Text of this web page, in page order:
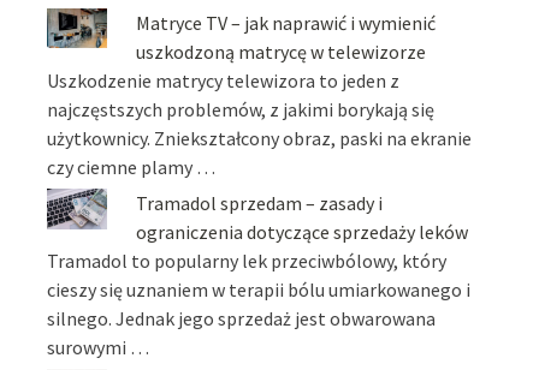
Matryce TV – jak naprawić i wymienić
uszkodzoną matrycę w telewizorze
Uszkodzenie matrycy telewizora to jeden z
najczęstszych problemów, z jakimi borykają się
użytkownicy. Zniekształcony obraz, paski na ekranie
czy ciemne plamy …
Tramadol sprzedam – zasady i
ograniczenia dotyczące sprzedaży leków
Tramadol to popularny lek przeciwbólowy, który
cieszy się uznaniem w terapii bólu umiarkowanego i
silnego. Jednak jego sprzedaż jest obwarowana
surowymi …